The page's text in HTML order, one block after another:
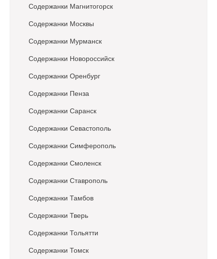
Содержанки Магнитогорск
Содержанки Москвы
Содержанки Мурманск
Содержанки Новороссийск
Содержанки Оренбург
Содержанки Пенза
Содержанки Саранск
Содержанки Севастополь
Содержанки Симферополь
Содержанки Смоленск
Содержанки Ставрополь
Содержанки Тамбов
Содержанки Тверь
Содержанки Тольятти
Содержанки Томск